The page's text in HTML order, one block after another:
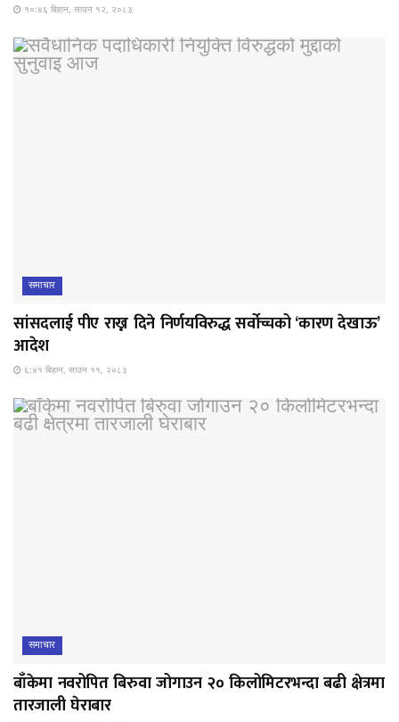
१०:४६ बिहान, साउन १२, २०८३
समाचार
सांसदलाई पीए राख्न दिने निर्णयविरुद्ध सर्वोच्चको ‘कारण देखाऊ’
आदेश
६:४१ बिहान, साउन ११, २०८३
समाचार
बाँकेमा नवरोपित बिरुवा जोगाउन २० किलोमिटरभन्दा बढी क्षेत्रमा
तारजाली घेराबार